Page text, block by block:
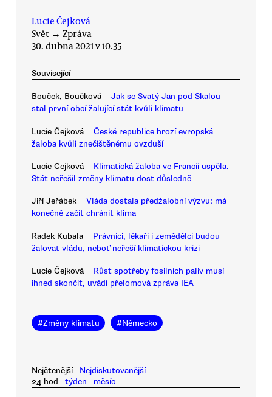
Lucie Čejková
Svět → Zpráva
30. dubna 2021 v 10.35
Související
Bouček, Boučková
Jak se Svatý Jan pod Skalou
stal první obcí žalující stát kvůli klimatu
Lucie Čejková
České republice hrozí evropská
žaloba kvůli znečištěnému ovzduší
Lucie Čejková
Klimatická žaloba ve Francii uspěla.
Stát neřešil změny klimatu dost důsledně
Jiří Jeřábek
Vláda dostala předžalobní výzvu: má
konečně začít chránit klima
Radek Kubala
Právníci, lékaři i zemědělci budou
žalovat vládu, neboť neřeší klimatickou krizi
Lucie Čejková
Růst spotřeby fosilních paliv musí
ihned skončit, uvádí přelomová zpráva IEA
#Změny klimatu #Německo
Nejčtenější
Nejdiskutovanější
24 hod
týden měsíc